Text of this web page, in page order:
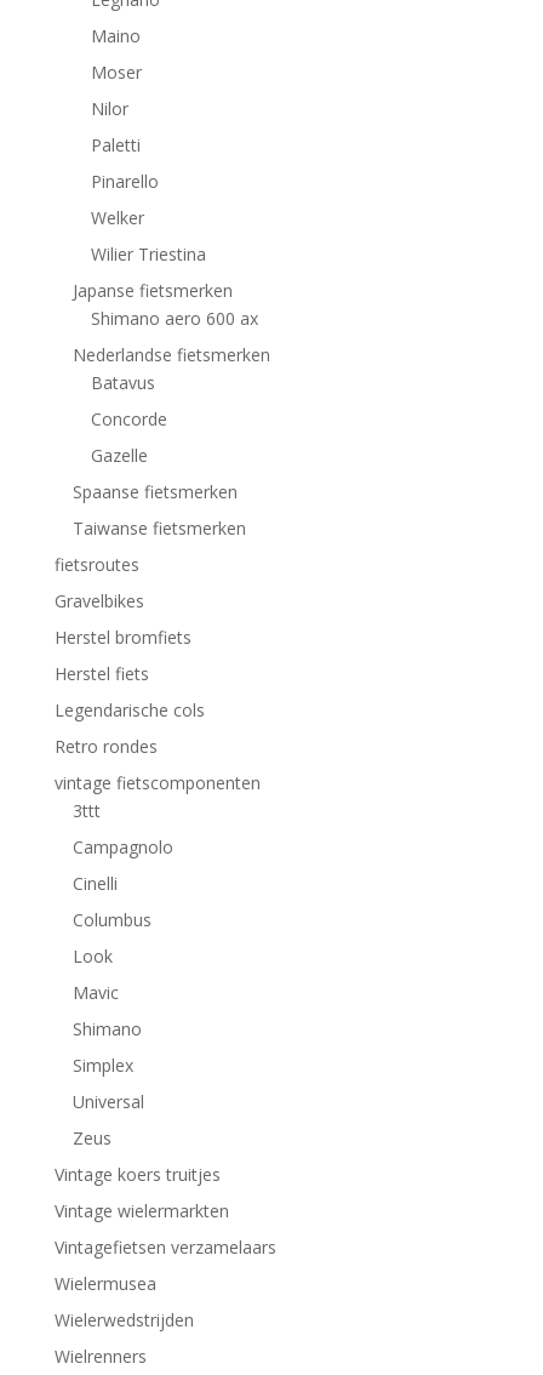
Maino
Moser
Nilor
Paletti
Pinarello
Welker
Wilier Triestina
Japanse fietsmerken
Shimano aero 600 ax
Nederlandse fietsmerken
Batavus
Concorde
Gazelle
Spaanse fietsmerken
Taiwanse fietsmerken
fietsroutes
Gravelbikes
Herstel bromfiets
Herstel fiets
Legendarische cols
Retro rondes
vintage fietscomponenten
3ttt
Campagnolo
Cinelli
Columbus
Look
Mavic
Shimano
Simplex
Universal
Zeus
Vintage koers truitjes
Vintage wielermarkten
Vintagefietsen verzamelaars
Wielermusea
Wielerwedstrijden
Wielrenners